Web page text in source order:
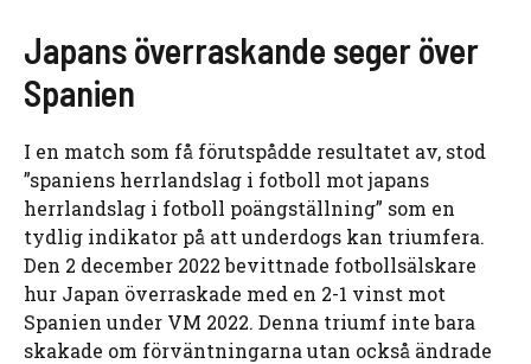
Japans överraskande seger över
Spanien
I en match som få förutspådde resultatet av, stod
”spaniens herrlandslag i fotboll mot japans
herrlandslag i fotboll poängställning” som en
tydlig indikator på att underdogs kan triumfera.
Den 2 december 2022 bevittnade fotbollsälskare
hur Japan överraskade med en 2-1 vinst mot
Spanien under VM 2022. Denna triumf inte bara
skakade om förväntningarna utan också ändrade